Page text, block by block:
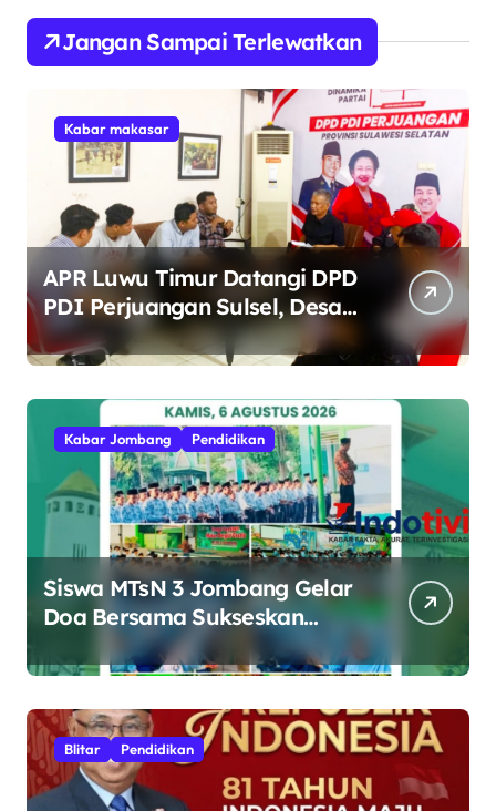
Jangan Sampai Terlewatkan
Kabar makasar
APR Luwu Timur Datangi DPD
PDI Perjuangan Sulsel, Desak
Evaluasi Ketua DPRD Lutim
Kabar Jombang Pendidikan
Siswa MTsN 3 Jombang Gelar
Doa Bersama Sukseskan
Muktamar ke-35 NU di
Tambakberas
Blitar Pendidikan